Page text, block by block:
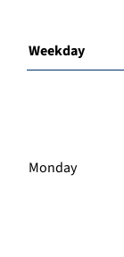
Weekday
Monday